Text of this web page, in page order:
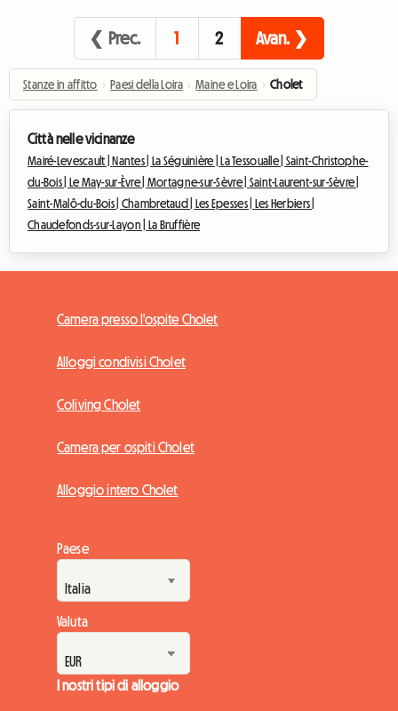
❮ Prec. 1 2 Avan. ❯
Stanze in affitto › Paesi della Loira › Maine e Loira › Cholet
Città nelle vicinanze
Mairé-Levescault | Nantes | La Séguinière | La Tessoualle | Saint-Christophe-
du-Bois |
Le May-sur-Èvre | Mortagne-sur-Sèvre | Saint-Laurent-sur-Sèvre |
Saint-Malô-du-Bois | Chambretaud | Les Epesses |
Les Herbiers |
Chaudefonds-sur-Layon |
La Bruffière
Camera presso l'ospite Cholet
Alloggi condivisi Cholet
Coliving Cholet
Camera per ospiti Cholet
Alloggio intero Cholet
Paese
Valuta
I nostri tipi di alloggio